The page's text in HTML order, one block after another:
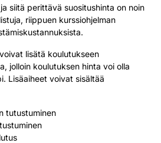
ja siitä perittävä suositushinta on noin
riippuen kurssiohjelman
lisätä koulutukseen
jolloin koulutuksen hinta voi olla
Lisäaiheet voivat sisältää
tutustuminen